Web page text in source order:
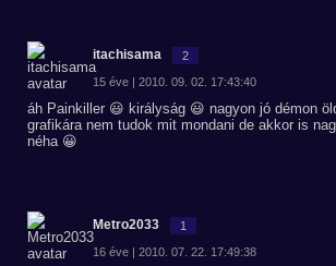
itachisama 2
15 éve | 2010. 09. 02. 17:43:40
áh Painkiller 😃 királyság 😃 nagyon jó démon
grafikára nem tudok mit mondani de akkor is
néha 😀
Metro2033 1
16 éve | 2010. 07. 22. 17:49:38